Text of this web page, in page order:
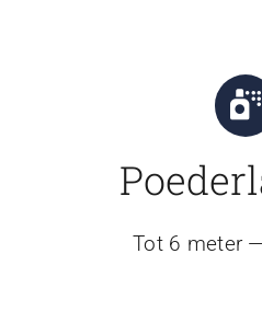
Tot 6 meter